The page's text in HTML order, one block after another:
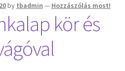
Boxot
by tbadmin — Hozzászólás most!
kör és